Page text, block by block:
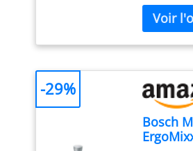
Bosch
-29%